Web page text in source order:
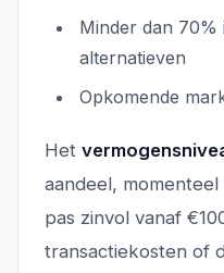
Minder dan 70%
alternatieven
Opkomende
Het
aandeel,
pas zinvol vanaf
transactiekosten of